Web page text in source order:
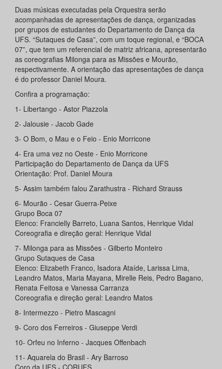
Duas músicas executadas pela Orquestra serão
acompanhadas de apresentações de dança, organizadas
por grupos de estudantes do Departamento de Dança da
UFS. “Sutaques de Casa”, com um toque regional, e “BOCA
07”, que tem um referencial de matriz africana, apresentarão
as coreografias Milonga para as Missões e Mourão,
respectivamente. A orientação das apresentações de dança
é do professor Daniel Moura.
Confira a programação:
1- Libertango - Astor Piazzola
2- Jalousie - Jacob Gade
3- O Bom, o Mau e o Feio - Enio Morricone
4- Era uma vez no Oeste - Enio Morricone
Participação do Departamento de Dança da UFS
Orientação: Prof. Daniel Moura
5- Assim também falou Zarathustra - Richard Strauss
6- Mourão - Cesar Guerra-Peixe
Grupo Boca 07
Elenco: Francielly Barreto, Luana Santos, Henrique Vidal
Coreografia e direção geral: Henrique Vidal
7- Milonga para as Missões - Gilberto Monteiro
Grupo Sutaques de Casa
Elenco: Elizabeth Franco, Isadora Ataíde, Larissa Lima,
Leandro Matos, Maria Mayana, Mirelle Reis, Pedro Bagano,
Renata Feitosa e Vanessa Carranza
Coreografia e direção geral: Leandro Matos
8- Intermezzo - Pietro Mascagni
9- Coro dos Ferreiros - Giuseppe Verdi
10- Orfeu no Inferno - Jacques Offenbach
11- Aquarela do Brasil - Ary Barroso
Coro da UFS - CORUFS